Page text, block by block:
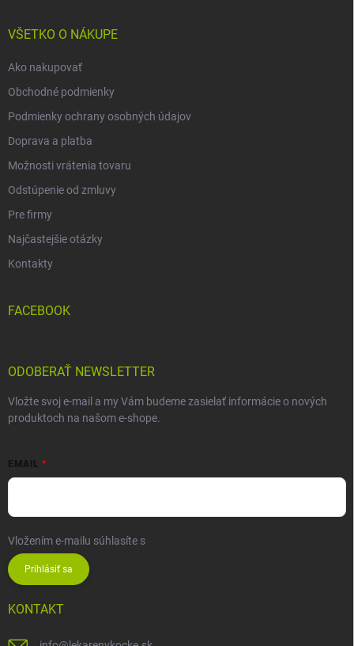
VŠETKO O NÁKUPE
Ako nakupovať
Obchodné podmienky
Podmienky ochrany osobných údajov
Doprava a platba
Možnosti vrátenia tovaru
Odstúpenie od zmluvy
Pre firmy
Najčastejšie otázky
Kontakty
FACEBOOK
ODOBERAŤ NEWSLETTER
Vložte svoj e-mail a my Vám budeme zasielať informácie o nových
produktoch na našom e-shope.
EMAIL
Vložením e-mailu súhlasíte s
Prihlásiť sa
KONTAKT